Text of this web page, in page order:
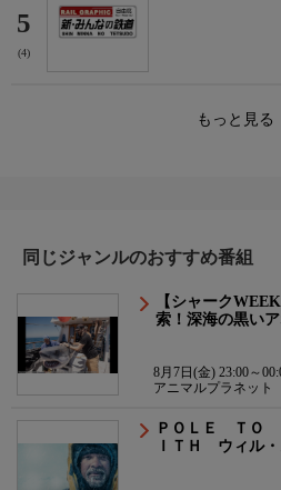
5
(4)
もっと見
同じジャンルのおすすめ番組
【シャーク
索！深海の黒い
8月7日(金) 23:00～
アニマルプラネット
ＰＯＬＥ ＴＯ
ＩＴＨ ウィル